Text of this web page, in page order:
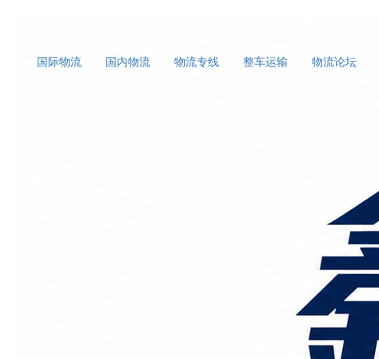
国际物流 国内物流 物流专线 整车运输 物流论坛
破解“巨兽”运输密码